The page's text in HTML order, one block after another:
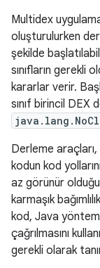
Multidex
oluşturulurken
şekilde
sınıfların gerekli
kararlar verir.
sınıf birincil DEX
Derleme
kodun kod
az görünür
karmaşık
kod, Java
çağrılmasını
gerekli olarak